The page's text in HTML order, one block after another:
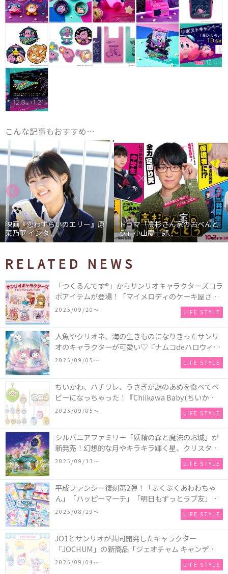
こんな記事もおすすめ…
映画『恋わずらいのエリー』原
菜乃華 インタ...
ドラマ「高杉さん家のおべんと
う」小山慶一郎...
RELATED NEWS
「つくるんです®」からサンリオキャラクターズコラ
ボアイテムが登場！「マイメロディのケーキ屋さ
ん」などミニチュアハウス8種類と、「シナモロール
のメリーゴーランド」などオルゴールで動く仕掛け
付きのウッドパズル2種類♪
2025/09/20〜 LIFE STYLE
人魚やクリオネ、海の生きものになりきったサンリ
オのキャラクターが可愛い♡『ナムコdeハロウィン
2025～マーメイドファンタジー～』全国のアミュー
ズメント施設「ナムコ」「ナムコオンラインクレー
ン」で開催！
2025/09/05〜 LIFE STYLE
ちいかわ、ハチワレ、うさぎが謎のあめを食べてベ
ビーになっちゃった！『Chiikawa Baby(ちいかわベ
ビー)』の催事を全国14か所で開催！
2025/09/05〜 LIFE STYLE
シルバニアファミリー「妖精の森と魔法のお城」が
新発売！幻想的な月やキラキラ輝く星、クリスタル
などの装飾がお城を彩る♡
2025/09/13〜 LIFE STYLE
平成ファンシー復刻第2弾！「ぷくぷくあわわちゃ
ん」「ハッピーマーチ」「明日もずっとラブ友」な
どの「カンペンケース」や「遊べるメモ帳」が発売
2025/08/29〜 LIFE STYLE
JO1とサンリオが共同開発したキャラクター
「JOCHUM」の新商品「ジェオチャム キャンディデ
ザインシリーズ」が発売！一部店舗限定で特別装飾
2025/09/04〜 LIFE STYLE